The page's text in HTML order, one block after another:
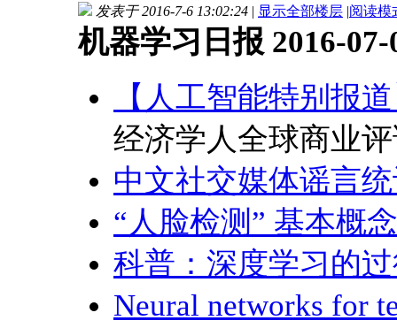
发表于 2016-7-6 13:02:24 | 显示全部楼层 |阅读模
机器学习日报 2016-07-
【人工智能特别报
经济学人全球商业
中文社交媒体谣言
“人脸检测” 基本概
科普：深度学习的
Neural networks for